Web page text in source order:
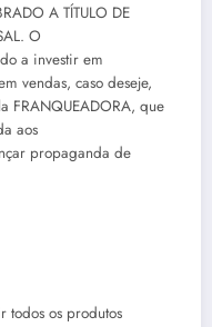
A TÍTULO DE
O
a investir em
vendas, caso deseje,
FRANQUEADORA, que
aos
propaganda de
todos os produtos